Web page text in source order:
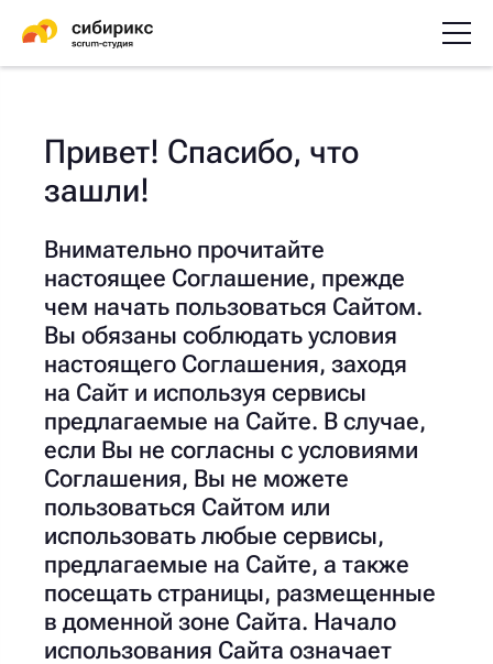
Привет! Спасибо, что
зашли!
Внимательно прочитайте
настоящее Соглашение, прежде
чем начать пользоваться Сайтом.
Вы обязаны соблюдать условия
настоящего Соглашения, заходя
на Сайт и используя сервисы
предлагаемые на Сайте. В случае,
если Вы не согласны с условиями
Соглашения, Вы не можете
пользоваться Сайтом или
использовать любые сервисы,
предлагаемые на Сайте, а также
посещать страницы, размещенные
в доменной зоне Сайта. Начало
использования Сайта означает